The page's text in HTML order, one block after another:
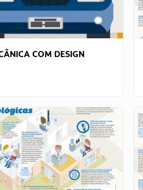
COM DESIGN